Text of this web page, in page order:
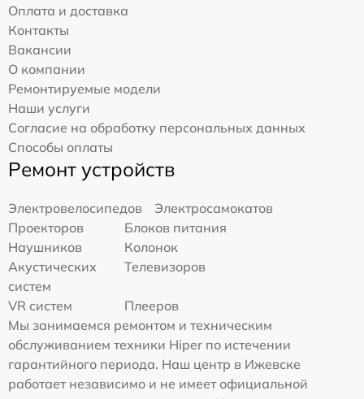
Оплата и доставка
Контакты
Вакансии
О компании
Ремонтируемые модели
Наши услуги
Согласие на обработку персональных данных
Способы оплаты
Ремонт устройств
Электровелосипедов
Электросамокатов
Проекторов
Блоков питания
Наушников
Колонок
Акустических
систем
Телевизоров
VR систем
Плееров
Мы занимаемся ремонтом и техническим
обслуживанием техники Hiper по истечении
гарантийного периода. Наш центр в Ижевске
работает независимо и не имеет официальной